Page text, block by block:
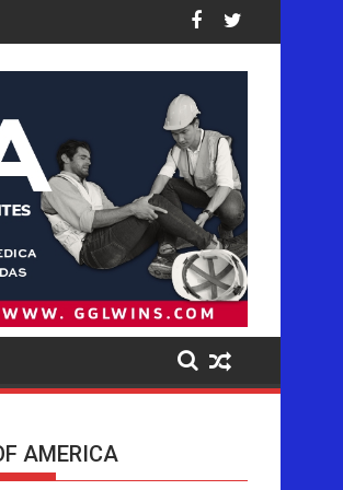
las cifras
desproporcionada a los latinos en EE.
Pistas del presunto autor
AMERICA